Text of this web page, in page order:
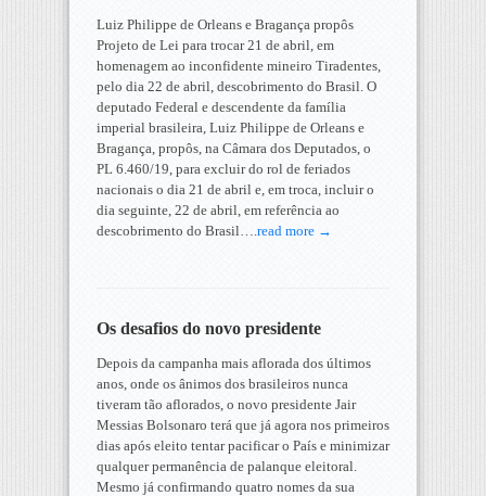
Luiz Philippe de Orleans e Bragança propôs
Projeto de Lei para trocar 21 de abril, em
homenagem ao inconfidente mineiro Tiradentes,
pelo dia 22 de abril, descobrimento do Brasil. O
deputado Federal e descendente da família
imperial brasileira, Luiz Philippe de Orleans e
Bragança, propôs, na Câmara dos Deputados, o
PL 6.460/19, para excluir do rol de feriados
nacionais o dia 21 de abril e, em troca, incluir o
dia seguinte, 22 de abril, em referência ao
descobrimento do Brasil….read more →
Os desafios do novo presidente
Depois da campanha mais aflorada dos últimos
anos, onde os ânimos dos brasileiros nunca
tiveram tão aflorados, o novo presidente Jair
Messias Bolsonaro terá que já agora nos primeiros
dias após eleito tentar pacificar o País e minimizar
qualquer permanência de palanque eleitoral.
Mesmo já confirmando quatro nomes da sua